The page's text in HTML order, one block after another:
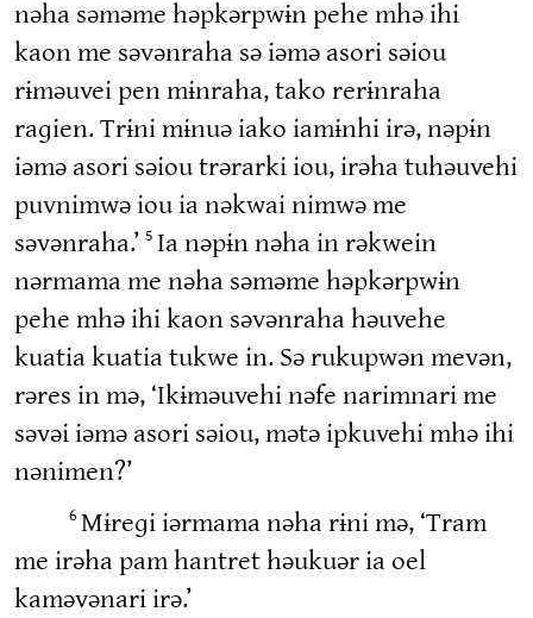
nəha səməme həpkərpwɨn pehe mhə ihi
kaon me səvənraha sə iəmə asori səiou
rɨməuvei pen mɨnraha, tako rerɨnraha
raɡien. Trɨni mɨnuə iako iamɨnhi irə, nəpɨn
iəmə asori səiou trərarki iou, irəha tuhəuvehi
puvnimwə iou ia nəkwai nimwə me
səvənraha.’ 5 Ia nəpɨn nəha in rəkwein
nərmama me nəha səməme həpkərpwɨn
pehe mhə ihi kaon səvənraha həuvehe
kuatia kuatia tukwe in. Sə rukupwən mevən,
rəres in mə, ‘Ikɨməuvehi nəfe narimnari me
səvəi iəmə asori səiou, mətə ipkuvehi mhə ihi
nənimen?’
6 Mɨreɡi iərmama nəha rɨni mə, ‘Tram
me irəha pam hantret həukuər ia oel
kaməvənari irə.’